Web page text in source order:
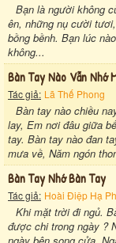
Bạn là người không
ên, những nụ cười
bồng bềnh. Bạn lúc
không...
Bàn Tay Nào Vẫn Nhớ
Tác giả: Lã Thế Phong
Bàn tay nào chiều
lay, Em nơi đâu giữa
tay. Bàn tay nào đan
mưa về, Năm ngón
Bàn Tay Nhớ Bàn Tay
Tác giả: Hoài Điệp Hạ
Khi mặt trời đi ngủ.
được chi trong ngày ?
ngày bên song cửa.